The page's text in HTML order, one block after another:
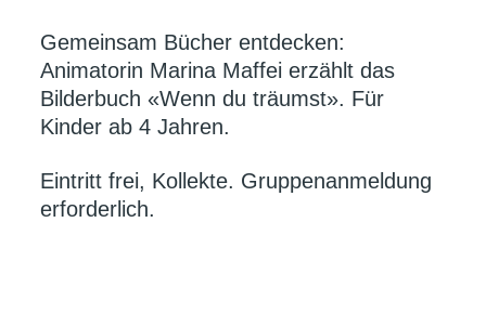
Gemeinsam Bücher entdecken:
Animatorin Marina Maffei erzählt das
Bilderbuch «Wenn du träumst». Für
Kinder ab 4 Jahren.
Eintritt frei, Kollekte. Gruppenanmeldung
erforderlich.